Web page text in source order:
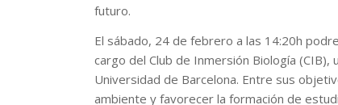
futuro.
El sábado, 24 de febrero a las 14:20h
cargo del Club de Inmersión Biología (CIB),
Universidad de Barcelona. Entre sus
ambiente y favorecer la formación de